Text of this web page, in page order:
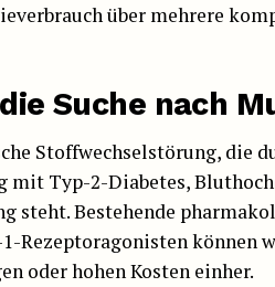
über mehrere
Suche nach
Stoffwechselstörung, die
mit Typ-2-Diabetes,
steht. Bestehende
Rezeptoragonisten können
oder hohen Kosten einher.